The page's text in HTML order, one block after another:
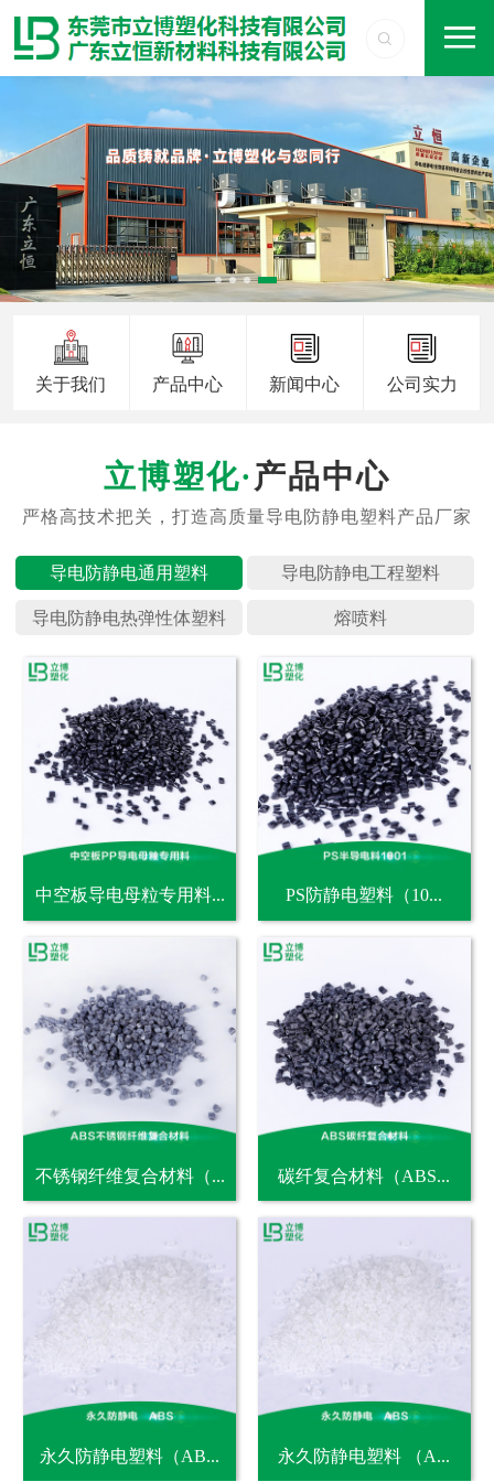
关于我们 产品中心 新闻中心 公司实力
产品中心
导电防静 导电防静
导电防静 熔喷料
中空板导电母粒专用料... PS防静电塑料（10...
不锈钢纤维复合材料（... 碳纤复合材料（ABS...
永久防静电塑料（AB... 永久防静电塑料 （A...